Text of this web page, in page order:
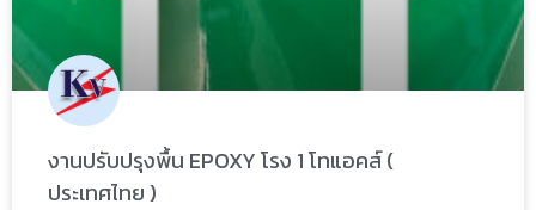
งานปรับปรุงพื้น EPOXY โรง 1 โทแอคส์ (
ประเทศไทย )